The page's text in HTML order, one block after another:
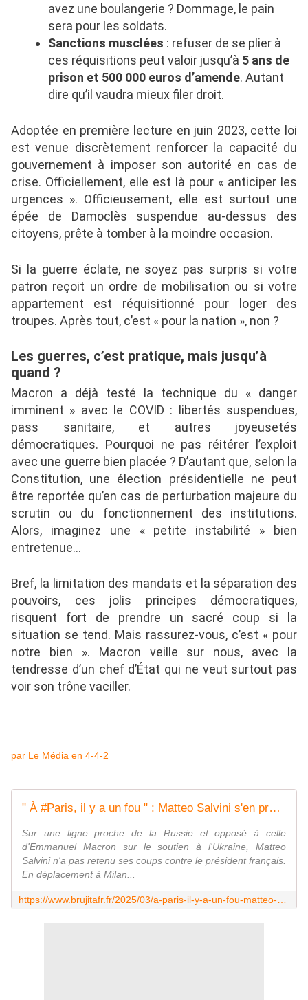
avez une boulangerie ? Dommage, le pain
sera pour les soldats.
Sanctions musclées : refuser de se plier à
ces réquisitions peut valoir jusqu’à 5 ans de
prison et 500 000 euros d’amende. Autant
dire qu’il vaudra mieux filer droit.
Adoptée en première lecture en juin 2023, cette loi
est venue discrètement renforcer la capacité du
gouvernement à imposer son autorité en cas de
crise. Officiellement, elle est là pour « anticiper les
urgences ». Officieusement, elle est surtout une
épée de Damoclès suspendue au-dessus des
citoyens, prête à tomber à la moindre occasion.
Si la guerre éclate, ne soyez pas surpris si votre
patron reçoit un ordre de mobilisation ou si votre
appartement est réquisitionné pour loger des
troupes. Après tout, c’est « pour la nation », non ?
Les guerres, c’est pratique, mais jusqu’à
quand ?
Macron a déjà testé la technique du « danger
imminent » avec le COVID : libertés suspendues,
pass sanitaire, et autres joyeusetés
démocratiques. Pourquoi ne pas réitérer l’exploit
avec une guerre bien placée ? D’autant que, selon la
Constitution, une élection présidentielle ne peut
être reportée qu’en cas de perturbation majeure du
scrutin ou du fonctionnement des institutions.
Alors, imaginez une « petite instabilité » bien
entretenue…
Bref, la limitation des mandats et la séparation des
pouvoirs, ces jolis principes démocratiques,
risquent fort de prendre un sacré coup si la
situation se tend. Mais rassurez-vous, c’est « pour
notre bien ». Macron veille sur nous, avec la
tendresse d’un chef d’État qui ne veut surtout pas
voir son trône vaciller.
par Le Média en 4-4-2
" À #Paris, il y a un fou " : Matteo Salvini s'en prend à Emmanuel #Macron et sa défense européenne - MOINS de BIENS PLUS de LIENS
Sur une ligne proche de la Russie et opposé à celle
d'Emmanuel Macron sur le soutien à l'Ukraine, Matteo
Salvini n'a pas retenu ses coups contre le président français.
En déplacement à Milan...